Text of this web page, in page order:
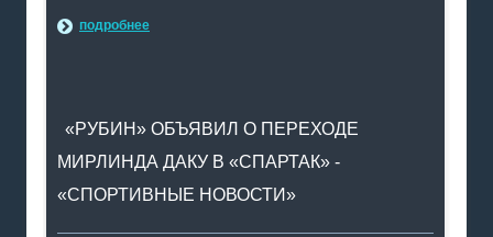
подробнее
«РУБИН» ОБЪЯВИЛ О ПЕРЕХОДЕ
МИРЛИНДА ДАКУ В «СПАРТАК» -
«СПОРТИВНЫЕ НОВОСТИ»